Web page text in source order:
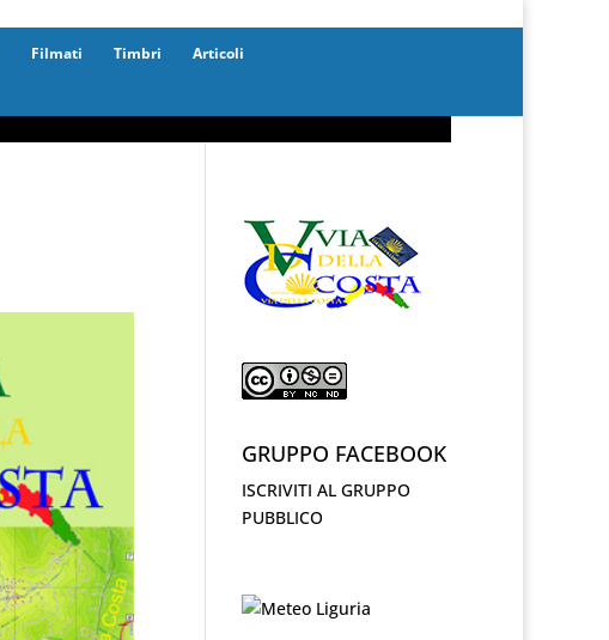
Filmati Timbri
Articoli
GRUPPO FACEBOOK
ISCRIVITI AL GRUPPO
PUBBLICO